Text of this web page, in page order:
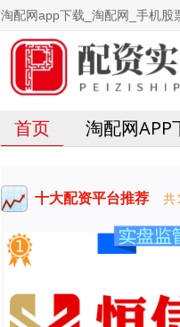
淘配网app下载_淘配网_手机股
首页 淘配网APP
十大配资平台推荐 共